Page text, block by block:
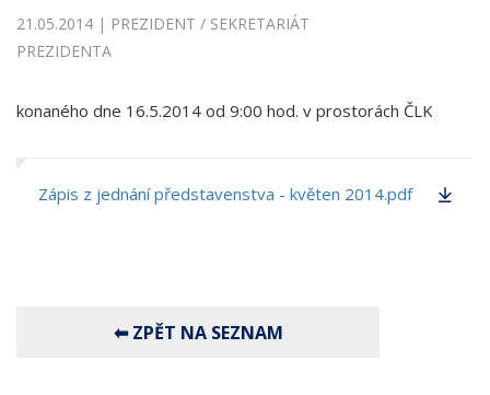
21.05.2014 | PREZIDENT / SEKRETARIÁT
PREZIDENTA
konaného dne 16.5.2014 od 9:00 hod. v prostorách ČLK
Zápis z jednání představenstva - květen 2014.pdf